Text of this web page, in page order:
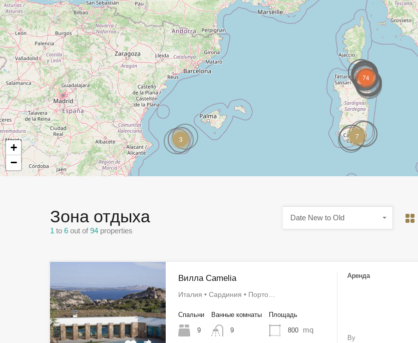
3 7
74
+
−
Зона отдыха
1 to 6 out of 94 properties
Date New to Old
Вилла Camelia
Италия • Сардиния • Порто…
Спальни
9
Ванные комнаты
9
Площадь
800 mq
Аренда
By